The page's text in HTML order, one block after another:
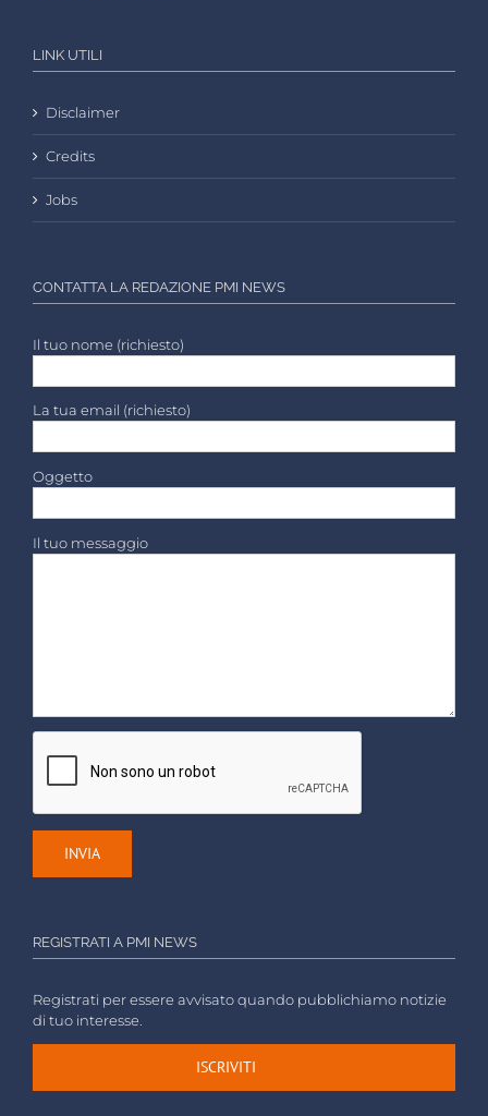
LINK UTILI
Disclaimer
Credits
Jobs
CONTATTA LA REDAZIONE PMI NEWS
Il tuo nome (richiesto)
La tua email (richiesto)
Oggetto
Il tuo messaggio
REGISTRATI A PMI NEWS
Registrati per essere avvisato quando pubblichiamo notizie
di tuo interesse.
ISCRIVITI